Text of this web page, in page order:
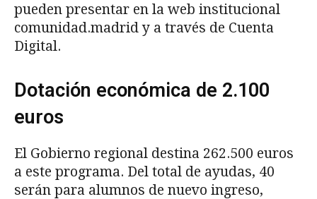
pueden presentar en la web institucional
comunidad.madrid y a través de Cuenta
Digital.
Dotación económica de 2.100
euros
El Gobierno regional destina 262.500 euros
a este programa. Del total de ayudas, 40
serán para alumnos de nuevo ingreso,